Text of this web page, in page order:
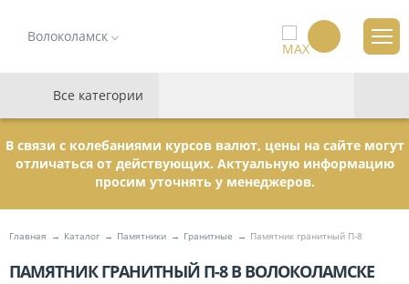
Волоколамск
Все категории
В связи с колебаниями курсов валют, цены на сайте могут
отличаться от действующих. Актуальную информацию
просим уточнять у менеджеров.
Главная Каталог Памятники Гранитные Памятник гранитный П-8
ПАМЯТНИК ГРАНИТНЫЙ П-8 В ВОЛОКОЛАМСКЕ